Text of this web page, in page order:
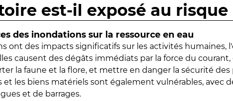
est-il exposé au
des inondations sur la ressource en eau
ont des impacts significatifs sur les activités humaines,
causent des dégâts immédiats par la force du
la faune et la flore, et mettre en danger la sécurité des
et les biens matériels sont également vulnérables, avec
et de barrages.